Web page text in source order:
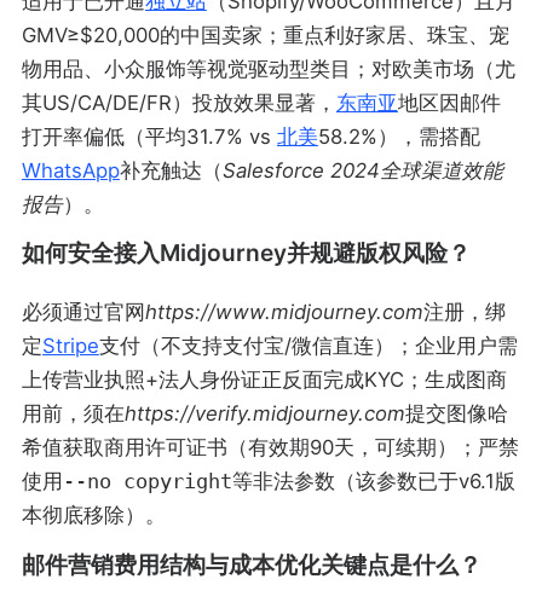
GMV≥$20,000的中国卖家；重点利好家居、珠宝、宠
物用品、小众服饰等视觉驱动型类目；对欧美市场（尤
其US/CA/DE/FR）投放效果显著， 东南亚地区因邮件
打开率偏低（平均31.7% vs 北美58.2%），需搭配
WhatsApp补充触达（Salesforce 2024全球渠道效能
报告）。
如何安全接入Midjourney并规避版权风险？
必须通过官网https://www.midjourney.com注册，绑
定Stripe支付（不支持支付宝/微信直连）；企业用户需
上传营业执照+法人身份证正反面完成KYC；生成图商
用前，须在https://verify.midjourney.com提交图像哈
希值获取商用许可证书（有效期90天，可续期）；严禁
使用 --no copyright等非法参数（该参数已于v6.1版
本彻底移除）。
邮件营销费用结构与成本优化关键点是什么？